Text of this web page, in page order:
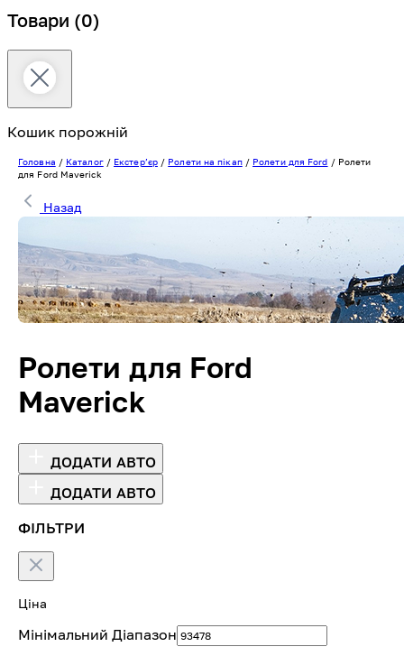
Товари (0)
Кошик порожній
Головна / Каталог/ Екстерʼєр/ Ролети на пікап/ Ролети для Ford / Ролети
для Ford Maverick
Назад
Ролети для Ford
Maverick
ДОДАТИ АВТО
ДОДАТИ АВТО
ФІЛЬТРИ
Ціна
Мінімальний Діапазон